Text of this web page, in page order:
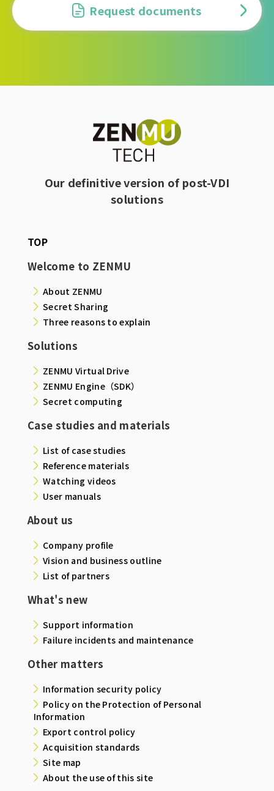
Request documents
Our definitive version of post-VDI
solutions
TOP
Welcome to ZENMU
About ZENMU
Secret Sharing
Three reasons to explain
Solutions
ZENMU Virtual Drive
ZENMU Engine（SDK）
Secret computing
Case studies and materials
List of case studies
Reference materials
Watching videos
User manuals
About us
Company profile
Vision and business outline
List of partners
What's new
Support information
Failure incidents and maintenance
Other matters
Information security policy
Policy on the Protection of Personal
Information
Export control policy
Acquisition standards
Site map
About the use of this site